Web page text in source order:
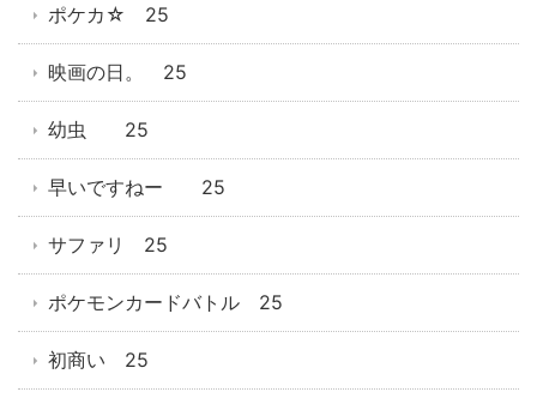
ポケカ☆ 25
映画の日。 25
幼虫 25
早いですねー 25
サファリ 25
ポケモンカードバトル 25
初商い 25